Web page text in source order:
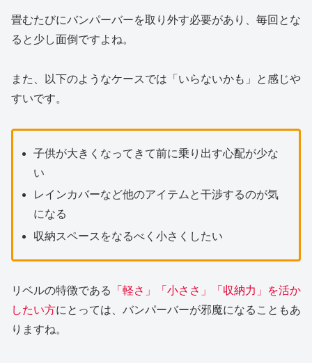
畳むたびにバンパーバーを取り外す必要があり、毎回とな
ると少し面倒ですよね。
また、以下のようなケースでは「いらないかも」と感じや
すいです。
子供が大きくなってきて前に乗り出す心配が少な
い
レインカバーなど他のアイテムと干渉するのが気
になる
収納スペースをなるべく小さくしたい
リベルの特徴である
「軽さ」「小ささ」「収納力」を活か
したい方にとっては、バンパーバーが邪魔になることもあ
りますね。